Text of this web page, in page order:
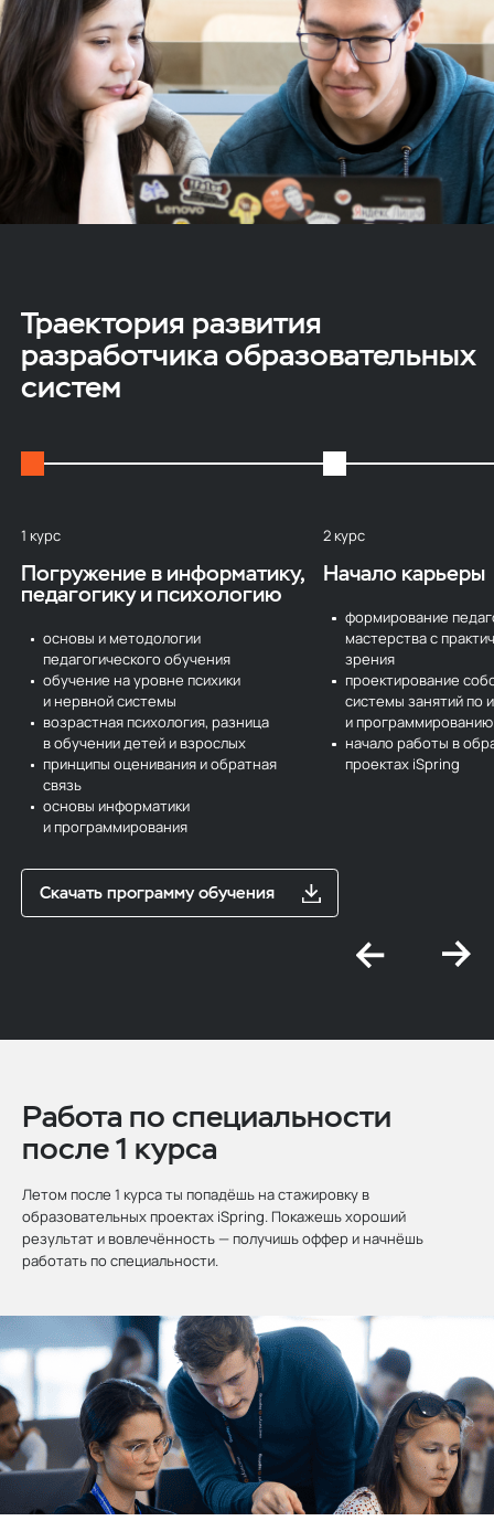
Траектория развития
разработчика образовательных
систем
1 курс
Погружение в информатику,
педагогику и психологию
основы и методологии
педагогического обучения
обучение на уровне психики
и нервной системы
возрастная психология, разница
в обучении детей и взрослых
принципы оценивания и обратная
связь
основы информатики
и программирования
2 курс
Начало карьеры
формирование
мастерства с
зрения
проектирование
системы занятий по
и программированию
начало работы в
проектах iSpring
Скачать программу обучения
Работа по специальности
после 1 курса
Летом после 1 курса ты попадёшь на стажировку в
образовательных проектах iSpring. Покажешь хороший
результат и вовлечённость — получишь оффер и начнёшь
работать по специальности.